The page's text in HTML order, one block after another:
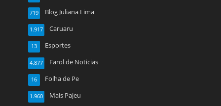
Blog Juliana Lima
719
Caruaru
1.917
Esportes
13
Farol de Noticias
4.877
Folha de Pe
16
Mais Pajeu
1.960